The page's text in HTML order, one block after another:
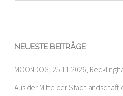
NEUESTE BEITRÄGE
MOONDOG, 25.11.2026,
Aus der Mitte der Stadtlandschaft